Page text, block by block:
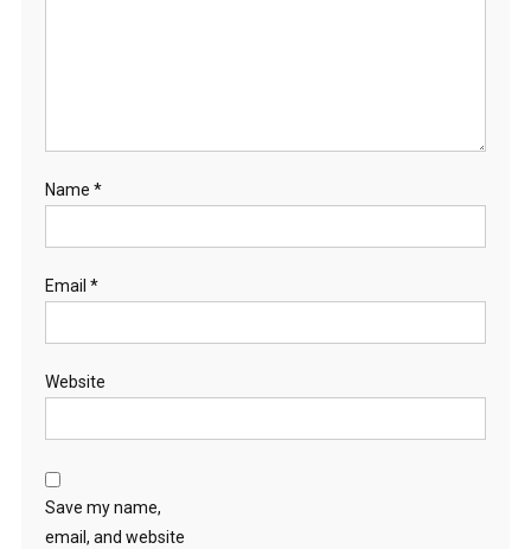
Name *
Email *
Website
Save my name,
email, and website